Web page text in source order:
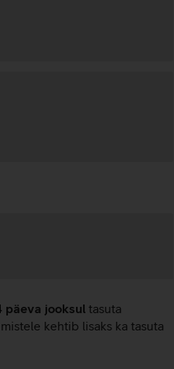
päeva jooksul tasuta
kehtib lisaks ka tasuta